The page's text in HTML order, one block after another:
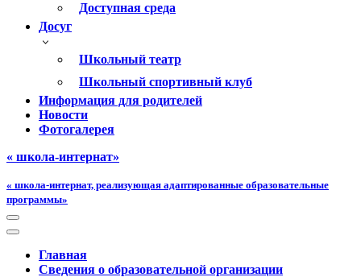
Доступная среда
Досуг
Школьный театр
Школьный спортивный клуб
Информация для родителей
Новости
Фотогалерея
« школа-интернат»
« школа-интернат, реализующая адаптированные образовательные
программы»
Меню
навигации
Меню
навигацииГлавная
Сведения о образовательной организации